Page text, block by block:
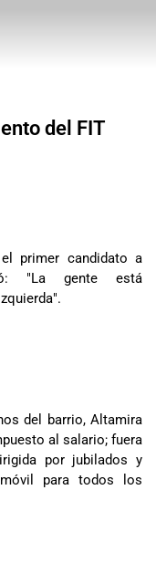
del FIT
primer candidato a
"La gente está
del barrio, Altamira
al salario; fuera
por jubilados y
para todos los